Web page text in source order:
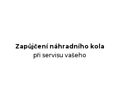
Zapůjčení náhradního kola
při servisu vašeho